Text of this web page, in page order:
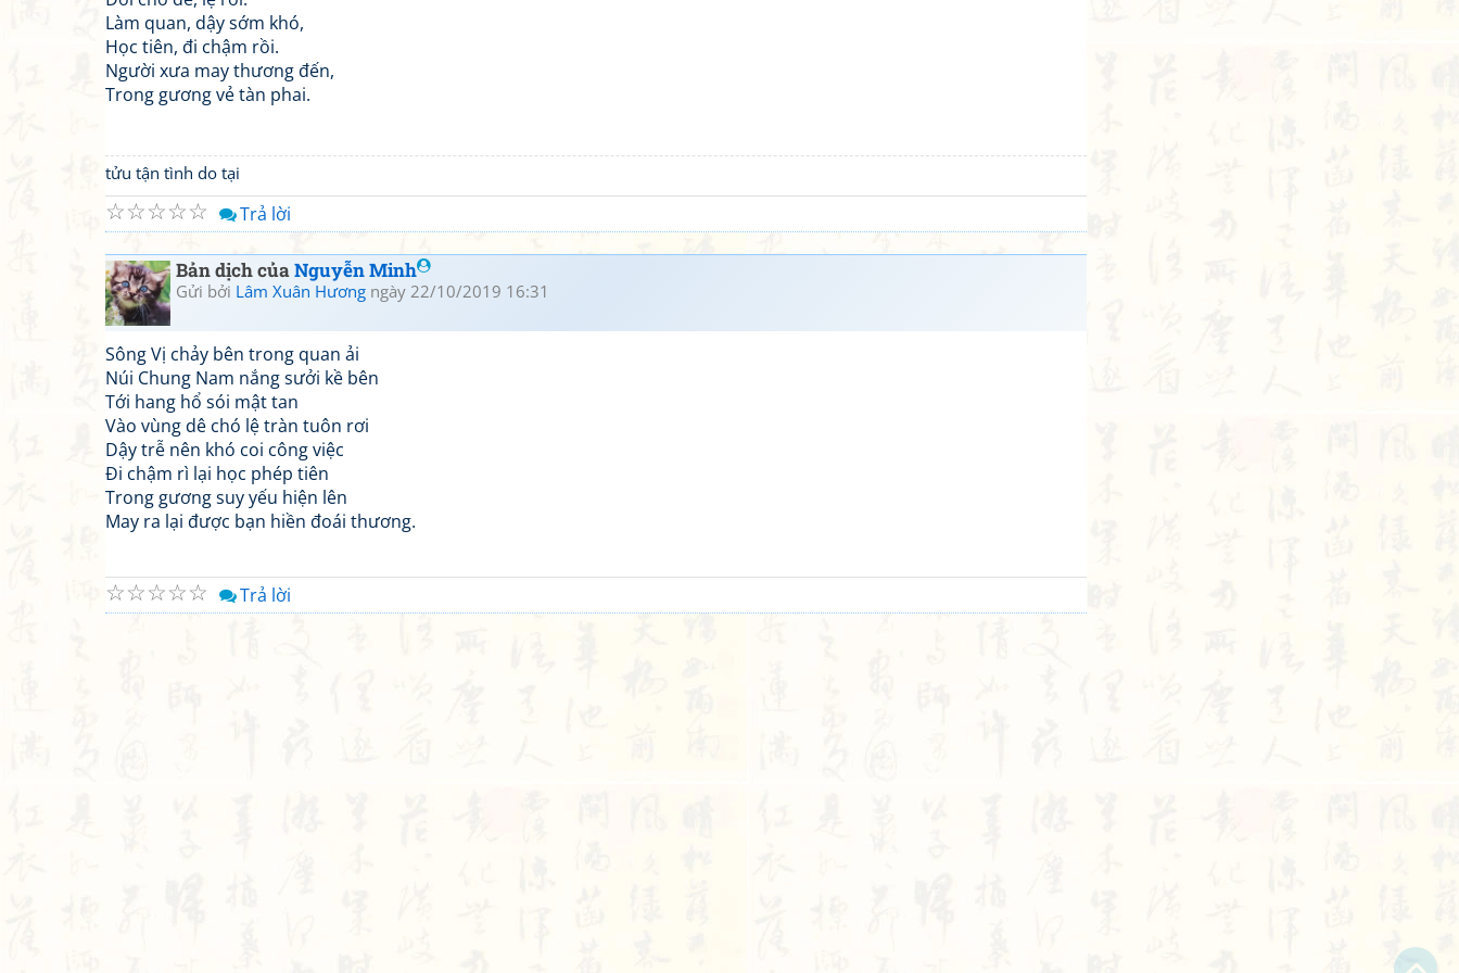
Làm quan, dậy sớm khó,
Học tiên, đi chậm rồi.
Người xưa may thương đến,
Trong gương vẻ tàn phai.
tửu tận tình do tại
☆
☆
☆
☆
☆ Trả lời
Bản dịch củaNguyễn Minh
Gửi bởi Lâm Xuân Hương ngày 22/10/2019 16:31
Sông Vị chảy bên trong quan ải
Núi Chung Nam nắng sưởi kề bên
Tới hang hổ sói mật tan
Vào vùng dê chó lệ tràn tuôn rơi
Dậy trễ nên khó coi công việc
Đi chậm rì lại học phép tiên
Trong gương suy yếu hiện lên
May ra lại được bạn hiền đoái thương.
☆
☆
☆
☆
☆ Trả lời